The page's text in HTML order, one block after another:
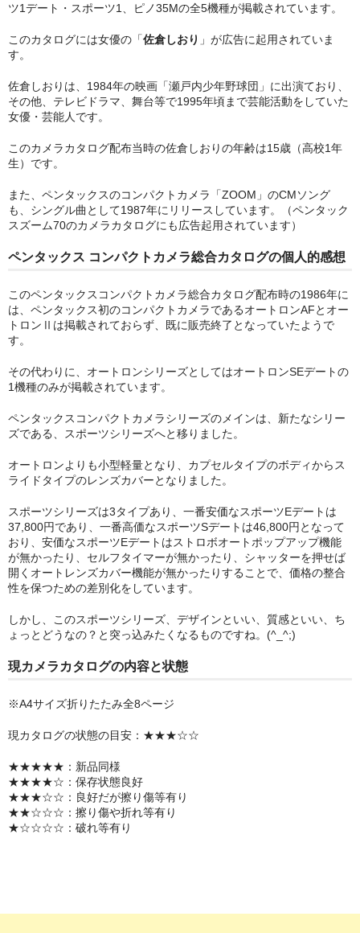
contax 銀塩コンパクトカメラ
contax レンズ（フィルムカメラ）
contax アクセサリー（フィルムカメラ）
contax 価格表（フィルムカメラ）
リコー製品カタログ
ブログ（お知らせ）
写真・カメラ・フィルム・現像・実写レビュー
このサイトについて
サイトマップ
お問合せ
ツ1デート・スポーツ1、ピノ35Mの全5機種が掲載されています。
このカタログには女優の「佐倉しおり 」が広告に起用されていま
す。
佐倉しおりは、1984年の映画「瀬戸内少年野球団」に出演ており、
その他、テレビドラマ、舞台等で1995年頃まで芸能活動をしていた
女優・芸能人です。
このカメラカタログ配布当時の佐倉しおりの年齢は15歳（高校1年
生）です。
また、ペンタックスのコンパクトカメラ「ZOOM」のCMソング
も、シングル曲として1987年にリリースしています。（ペンタック
スズーム70のカメラカタログにも広告起用されています）
ペンタックス コンパクトカメラ総合カタログの個人的感想
このペンタックスコンパクトカメラ総合カタログ配布時の1986年に
は、ペンタックス初のコンパクトカメラであるオートロンAFとオー
トロンⅡは掲載されておらず、既に販売終了となっていたようで
す。
その代わりに、オートロンシリーズとしてはオートロンSEデートの
1機種のみが掲載されています。
ペンタックスコンパクトカメラシリーズのメインは、新たなシリー
ズである、スポーツシリーズへと移りました。
オートロンよりも小型軽量となり、カプセルタイプのボディからス
ライドタイプのレンズカバーとなりました。
スポーツシリーズは3タイプあり、一番安価なスポーツEデートは
37,800円であり、一番高価なスポーツSデートは46,800円となって
おり、安価なスポーツEデートはストロボオートポップアップ機能
が無かったり、セルフタイマーが無かったり、シャッターを押せば
開くオートレンズカバー機能が無かったりすることで、価格の整合
性を保つための差別化をしています。
しかし、このスポーツシリーズ、デザインといい、質感といい、ち
ょっとどうなの？と突っ込みたくなるものですね。(^_^;)
現カメラカタログの内容と状態
※A4サイズ折りたたみ全8ページ
現カタログの状態の目安：★★★☆☆
★★★★★：新品同様
★★★★☆：保存状態良好
★★★☆☆：良好だが擦り傷等有り
★★☆☆☆：擦り傷や折れ等有り
★☆☆☆☆：破れ等有り